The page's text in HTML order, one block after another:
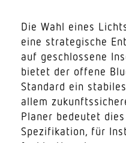
Die Wahl eines
eine stra­te­gische
auf geschlossene
bietet der offene
Standard ein
allem
Planer bedeutet
Spezi­fi­kation, für